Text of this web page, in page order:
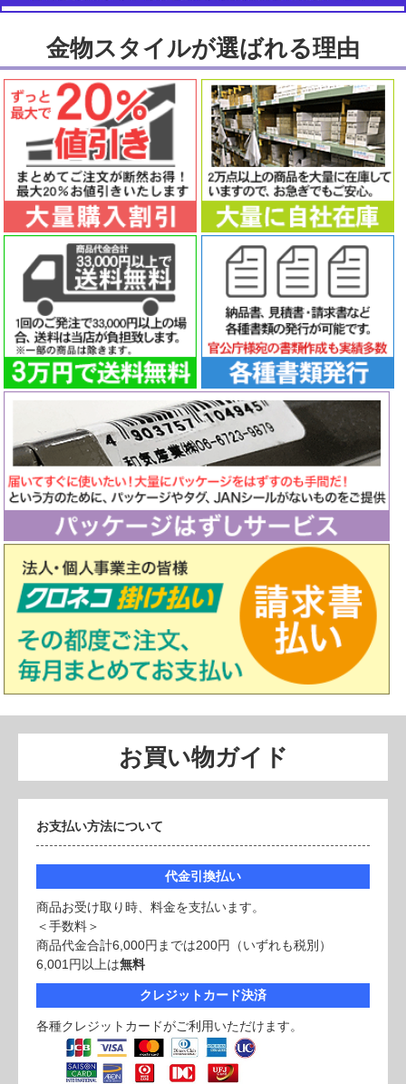
金物スタイルが選ばれる理由
お買い物ガイド
お支払い方法について
代金引換払い
商品お受け取り時、料金を支払います。
＜手数料＞
商品代金合計6,000円までは200円（いずれも税別）
6,001円以上は無料
クレジットカード決済
各種クレジットカードがご利用いただけます。